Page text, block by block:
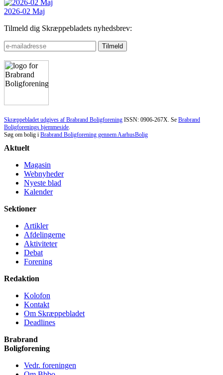
2026-02 Maj
Tilmeld dig Skræppebladets nyhedsbrev:
Skræppebladet udgives af Brabrand Boligforening ISSN: 0906-267X. Se Brabrand
Boligforenings hjemmeside.
Søg om bolig i Brabrand Boligforening gennem AarhusBolig
Aktuelt
Magasin
Webnyheder
Nyeste blad
Kalender
Sektioner
Artikler
Afdelingerne
Aktiviteter
Debat
Forening
Redaktion
Kolofon
Kontakt
Om Skræppe­bladet
Deadlines
Brabrand
Bolig­forening
Vedr. foreningen